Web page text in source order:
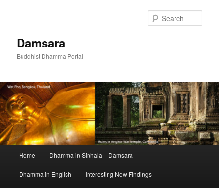
Damsara
Buddhist Dhamma Portal
Home Dhamma in Sinhala – Damsara
Dhamma in English Interesting New Findings